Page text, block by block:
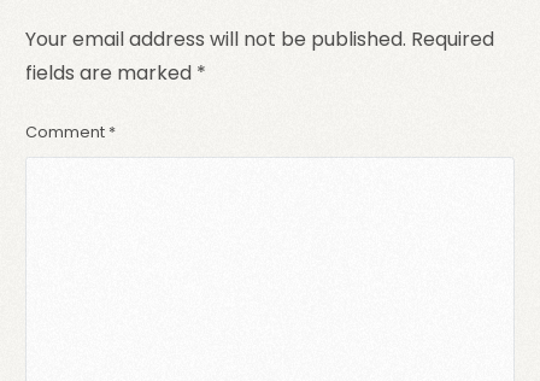
Your email address will not be published. Required
fields are marked *
Comment *